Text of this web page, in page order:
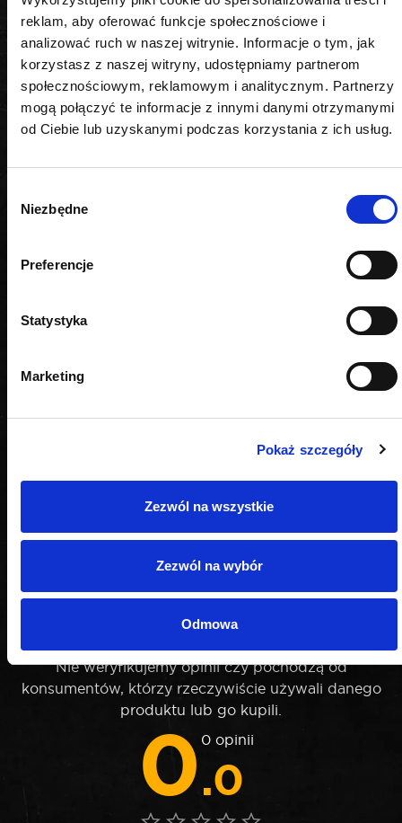
reklam, aby oferować funkcje społecznościowe i
analizować ruch w naszej witrynie. Informacje o tym, jak
korzystasz z naszej witryny, udostępniamy partnerom
społecznościowym, reklamowym i analitycznym. Partnerzy
mogą połączyć te informacje z innymi danymi otrzymanymi
od Ciebie lub uzyskanymi podczas korzystania z ich usług.
zgody
Niezbędne
Preferencje
Statystyka
Marketing
Pokaż szczegóły
Zezwól na wszystkie
Zezwól na wybór
Odmowa
PODOBNE PRODUKTY
OPINIE
Nie weryfikujemy opinii czy pochodzą od
konsumentów, którzy rzeczywiście używali danego
produktu lub go kupili.
0.0
0 opinii